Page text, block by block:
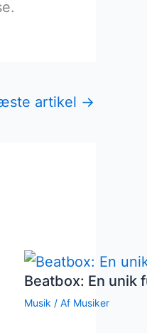
artikel →
Beatbox: En unik
Musik / Af Musiker